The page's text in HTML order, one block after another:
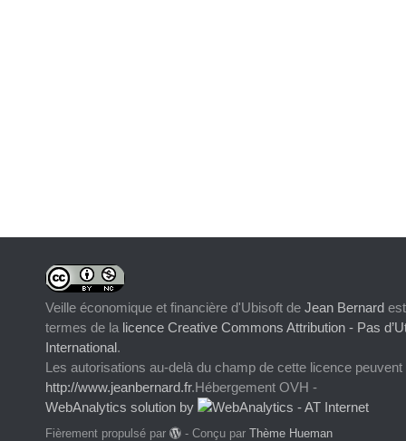
Veille économique et financière d'Ubisoft de Jean Bernard
termes de la licence Creative Commons Attribution - Pas
International.
Les autorisations au-delà du champ de cette licence
http://www.jeanbernard.fr.Hébergement OVH -
WebAnalytics solution by
Fièrement propulsé par - Conçu parThème Hueman